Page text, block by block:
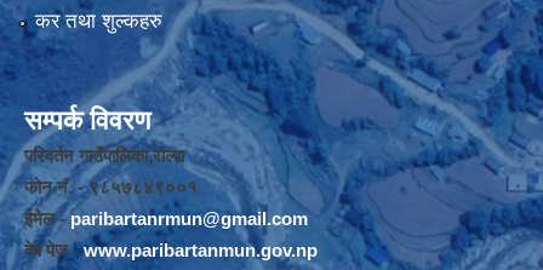
कर तथा शुल्कहरु
सम्पर्क विवरण
परिवर्तन गाउँपालिका,रोल्पा
फोन नंं. - ९८५७८४९००१
ईमेल -paribartanrmun@gmail.com
वेब पेज -www.paribartanmun.gov.np